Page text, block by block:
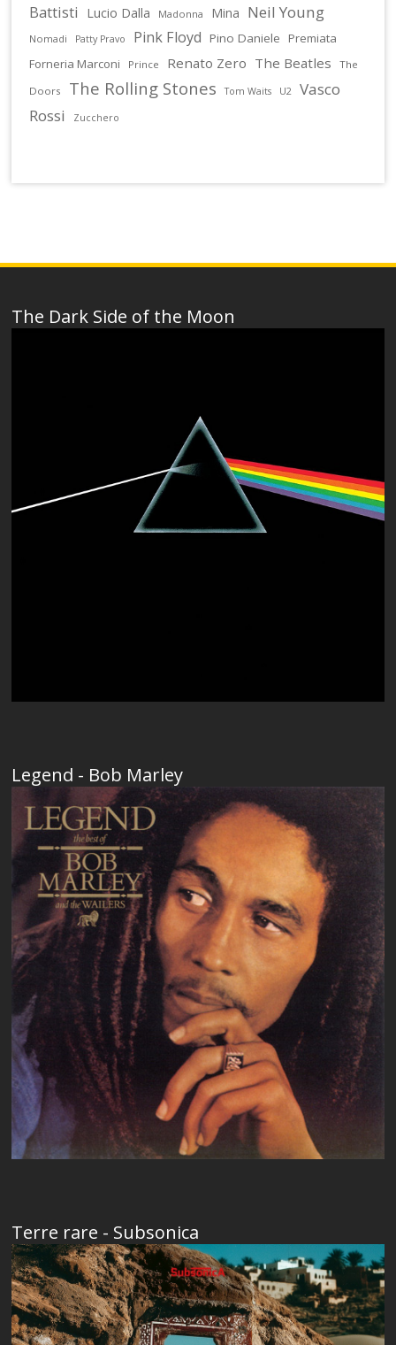
Battisti
Lucio Dalla Madonna Mina Neil Young
Nomadi Patty Pravo Pink Floyd Pino Daniele
Premiata
Forneria Marconi
Prince Renato Zero The Beatles
The
Doors
The Rolling Stones Tom Waits U2
Vasco
Rossi
Zucchero
The Dark Side of the Moon
Legend - Bob Marley
Terre rare - Subsonica